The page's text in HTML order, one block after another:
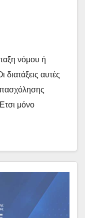
νόμου ή
αυτές
μόνο